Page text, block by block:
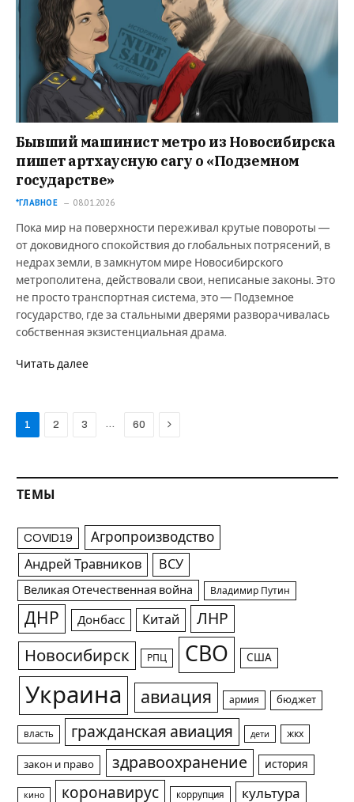
Бывший машинист метро из Новосибирска
пишет артхаусную сагу о «Подземном
государстве»
*ГЛАВНОЕ 08.01.2026
Пока мир на поверхности переживал крутые повороты —
от доковидного спокойствия до глобальных потрясений, в
недрах земли, в замкнутом мире Новосибирского
метрополитена, действовали свои, неписаные законы. Это
не просто транспортная система, это — Подземное
государство, где за стальными дверями разворачивалась
собственная экзистенциальная драма.
Читать далее
1 2 3 60 Next
ТЕМЫ
COVID19 Агропроизводство
Андрей Травников ВСУ
Великая Отечественная война Владимир Путин
ДНР Донбасс Китай ЛНР
Новосибирск РПЦ СВО США
Украина авиация армия бюджет
власть гражданская авиация дети жкх
закон и право здравоохранение история
кино коронавирус коррупция
культура